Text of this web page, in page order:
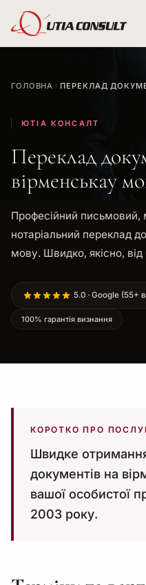
ГОЛОВНА ПЕРЕКЛАД
ЮТІА КОНСАЛТ
Переклад
вірменськау
Професійний письмовий,
нотаріальний переклад
мову. Швидко, якісно,
5.0 · Google (55+
100% гарантія визнання
КОРОТКО ПРО
Швидке
документів на
вашої особистої
2003 року.